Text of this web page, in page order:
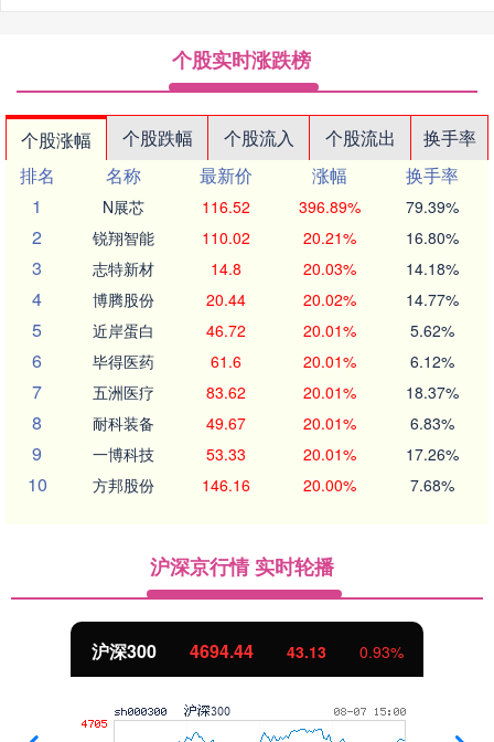
个股实时涨跌榜
个股涨幅 个股跌幅 个股流入 个股流出
换手率
排名
名称 最新价 涨幅
换手率
1
N展芯 116.52 396.89% 79.39%
2 锐翔智能 110.02 20.21% 16.80%
3 志特新材 14.8 20.03% 14.18%
4 博腾股份 20.44 20.02% 14.77%
5 近岸蛋白 46.72 20.01% 5.62%
6 毕得医药 61.6 20.01% 6.12%
7 五洲医疗 83.62 20.01% 18.37%
8 耐科装备 49.67 20.01% 6.83%
9 一博科技 53.33 20.01% 17.26%
10 方邦股份 146.16 20.00% 7.68%
沪深京行情 实时轮播
沪深300 4694.44 43.13 0.93%